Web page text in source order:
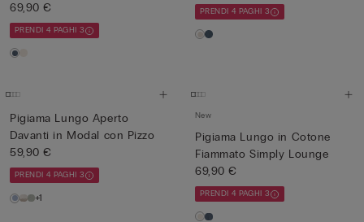
69,90 €
PRENDI 4 PAGHI 3
PRENDI 4 PAGHI 3
Pigiama Lungo Aperto
Davanti in Modal con Pizzo
59,90 €
PRENDI 4 PAGHI 3
+1
New
Pigiama Lungo in Cotone
Fiammato Simply Lounge
69,90 €
PRENDI 4 PAGHI 3